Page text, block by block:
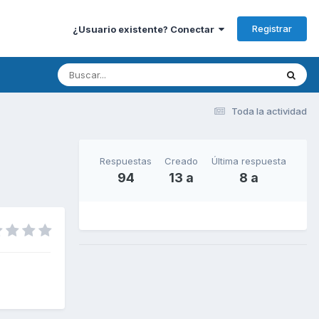
¿Usuario existente? Conectar Registrar
Toda la actividad
Respuestas
94
Creado
13 a
Última respuesta
8 a